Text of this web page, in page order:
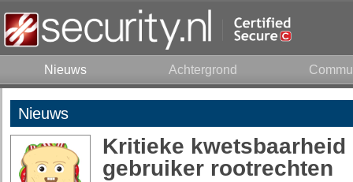
Nieuws Achtergrond
Nieuws
Kritieke
gebruiker rootrechten